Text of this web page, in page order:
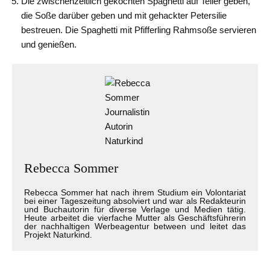
die Soße darüber geben und mit gehackter Petersilie
bestreuen. Die Spaghetti mit Pfifferling Rahmsoße servieren
und genießen.
Rebecca Sommer
Rebecca Sommer hat nach ihrem Studium ein Volontariat
bei einer Tageszeitung absolviert und war als Redakteurin
und Buchautorin für diverse Verlage und Medien tätig.
Heute arbeitet die vierfache Mutter als Geschäftsführerin
der nachhaltigen Werbeagentur between und leitet das
Projekt Naturkind.